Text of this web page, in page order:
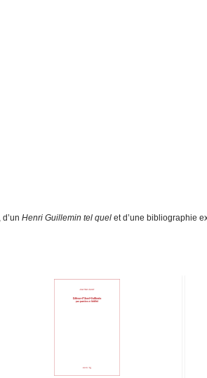
Henri Guillemin tel quel et d’une bibliographie